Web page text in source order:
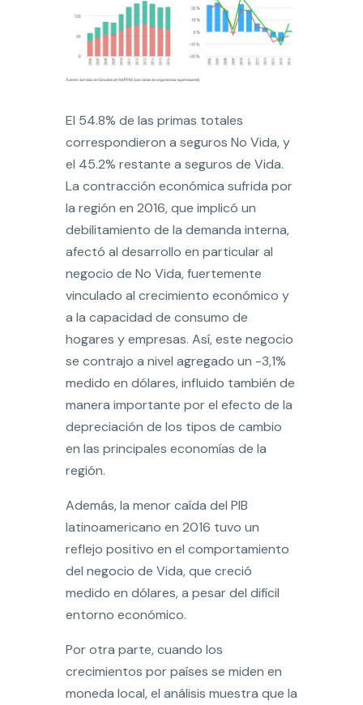
El 54.8% de las primas totales
correspondieron a seguros No Vida, y
el 45.2% restante a seguros de Vida.
La contracción económica sufrida por
la región en 2016, que implicó un
debilitamiento de la demanda interna,
afectó al desarrollo en particular al
negocio de No Vida, fuertemente
vinculado al crecimiento económico y
a la capacidad de consumo de
hogares y empresas. Así, este negocio
se contrajo a nivel agregado un -3,1%
medido en dólares, influido también de
manera importante por el efecto de la
depreciación de los tipos de cambio
en las principales economías de la
región.
Además, la menor caída del PIB
latinoamericano en 2016 tuvo un
reflejo positivo en el comportamiento
del negocio de Vida, que creció
medido en dólares, a pesar del difícil
entorno económico.
Por otra parte, cuando los
crecimientos por países se miden en
moneda local, el análisis muestra que la